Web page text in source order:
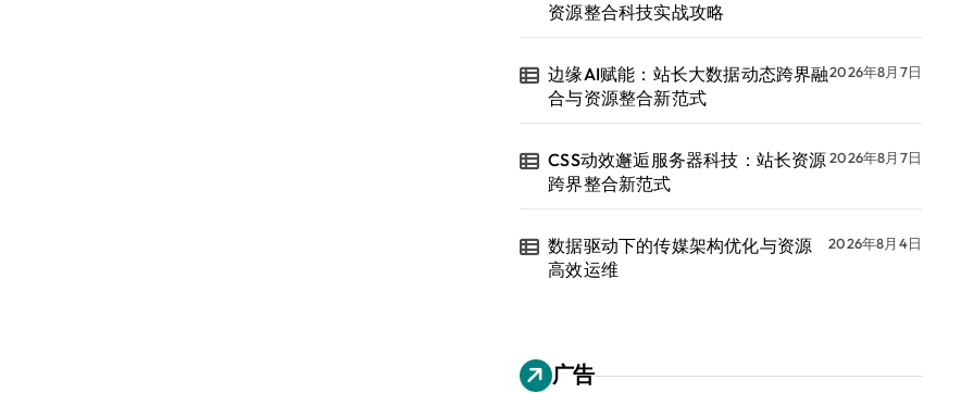
资源整合科技实战攻略
边缘AI赋能：站长大数据动态跨界融
合与资源整合新范式
2026年8月7日
CSS动效邂逅服务器科技：站长资源
跨界整合新范式
2026年8月7日
数据驱动下的传媒架构优化与资源
高效运维
2026年8月4日
广告